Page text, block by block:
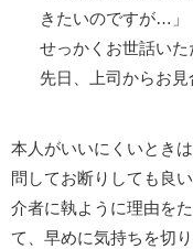
きたいのですが…」
せっかくお世話い
先日、上司からお
本人がいいにくいとき
問してお断りしても良
介者に執ように理由を
て、早めに気持ちを切